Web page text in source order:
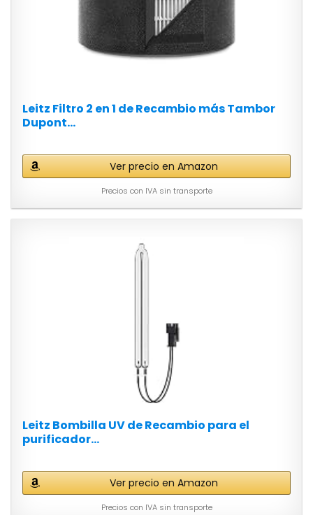
Leitz Filtro 2 en 1 de Recambio más Tambor
Dupont...
Ver precio en Amazon
Precios con IVA sin transporte
Leitz Bombilla UV de Recambio para el
purificador...
Ver precio en Amazon
Precios con IVA sin transporte